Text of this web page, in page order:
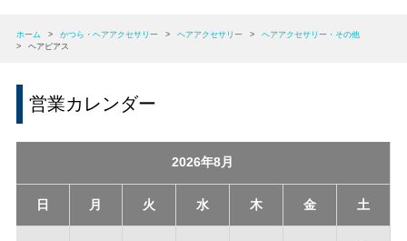
ホーム > かつら・ヘアアクセサリー > ヘアアクセサリー >
ヘアアクセサリー・その他
>
ヘアピアス
営業カレンダー
2026年8月
日 月 火 水 木 金 土